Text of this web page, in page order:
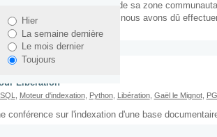
Hier
La semaine dernière
Le mois dernier
Toujours
version de son site et de sa zone
grand quotidien national, nous avons dû
Libération
Moteur d'indexation, Python, Libération, Gaël le Mignot,
sur l'indexation d'une base